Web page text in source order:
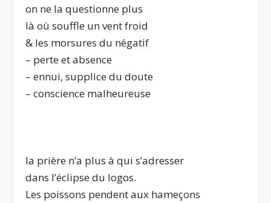
on ne la questionne plus
là où souffle un vent froid
& les morsures du négatif
– perte et absence
– ennui, supplice du doute
– conscience malheureuse
la prière n’a plus à qui s’adresser
dans l’éclipse du logos.
Les poissons pendent aux hameçons